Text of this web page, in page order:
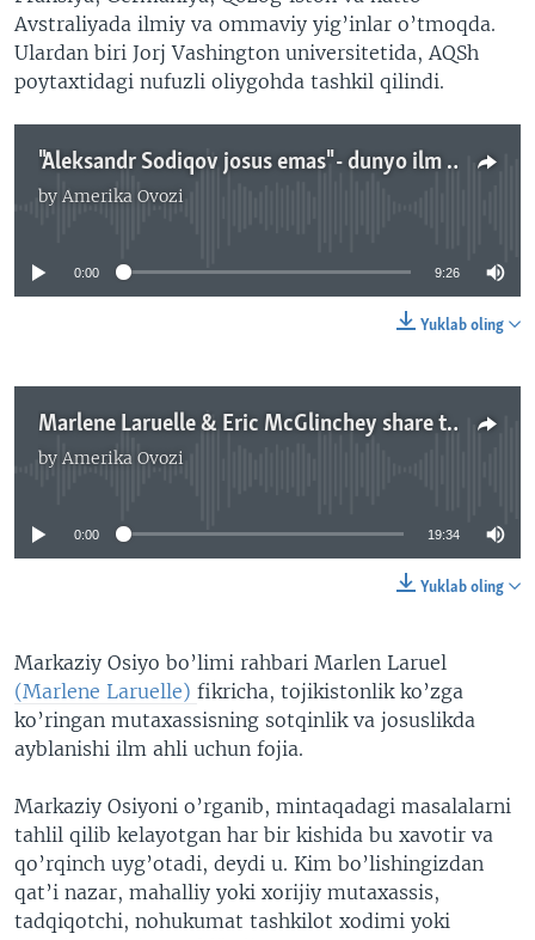
Avstraliyada ilmiy va ommaviy yig’inlar o’tmoqda.
Ulardan biri Jorj Vashington universitetida, AQSh
poytaxtidagi nufuzli oliygohda tashkil qilindi.
"Aleksandr Sodiqov josus emas" - dunyo ilm ahli Tojikistondan adolat kutmoqda
by Amerika Ovozi
No media source currently available
0:00 9:26
Yuklab oling
Marlene Laruelle & Eric McGlinchey share their insights on Alexander Sodiqov case in Tajikistan
by Amerika Ovozi
No media source currently available
0:00 19:34
Yuklab oling
Markaziy Osiyo bo’limi rahbari Marlen Laruel
(Marlene Laruelle) fikricha, tojikistonlik ko’zga
ko’ringan mutaxassisning sotqinlik va josuslikda
ayblanishi ilm ahli uchun fojia.
Markaziy Osiyoni o’rganib, mintaqadagi masalalarni
tahlil qilib kelayotgan har bir kishida bu xavotir va
qo’rqinch uyg’otadi, deydi u. Kim bo’lishingizdan
qat’i nazar, mahalliy yoki xorijiy mutaxassis,
tadqiqotchi, nohukumat tashkilot xodimi yoki